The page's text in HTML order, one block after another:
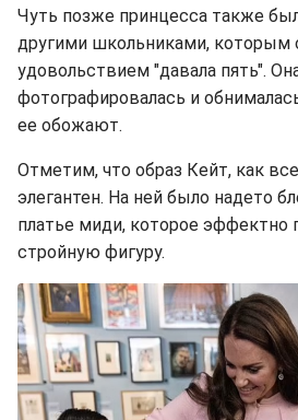
Чуть позже принцесса также
другими школьниками, которым
удовольствием "давала пять".
фотографировалась и
ее обожают.
Отметим, что образ Кейт, как
элегантен. На ней было надето
платье миди, которое эффектно
стройную фигуру.